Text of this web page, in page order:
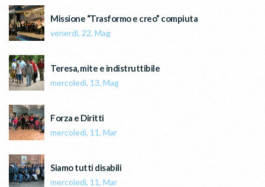
Missione “Trasformo e creo” compiuta
venerdì, 22, Mag
Teresa, mite e indistruttibile
mercoledì, 13, Mag
Forza e Diritti
mercoledì, 11, Mar
Siamo tutti disabili
mercoledì, 11, Mar